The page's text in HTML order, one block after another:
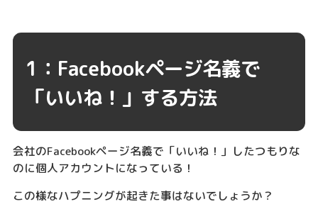
1：Facebookページ名義で
「いいね！」する方法
会社のFacebookページ名義で「いいね！」したつもりな
のに個人アカウントになっている！
この様なハプニングが起きた事はないでしょうか？